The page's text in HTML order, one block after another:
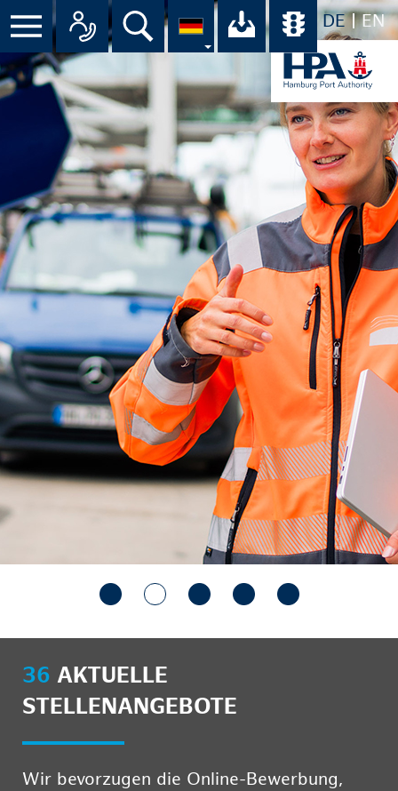
DE EN
Suche Ihr Download-
36 AKTUELLE
STELLENANGEBOTE
Wir bevorzugen die Online-Bewerbung,